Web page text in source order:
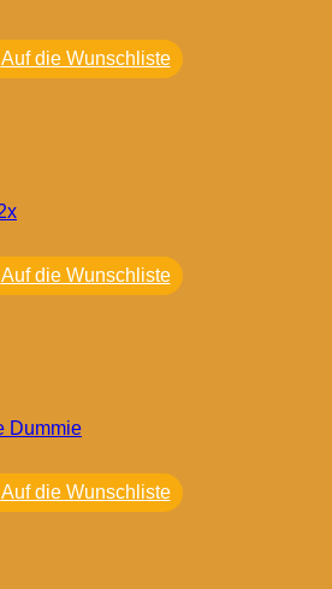
Auf die Wunschliste
Auf die Wunschliste
Auf die Wunschliste